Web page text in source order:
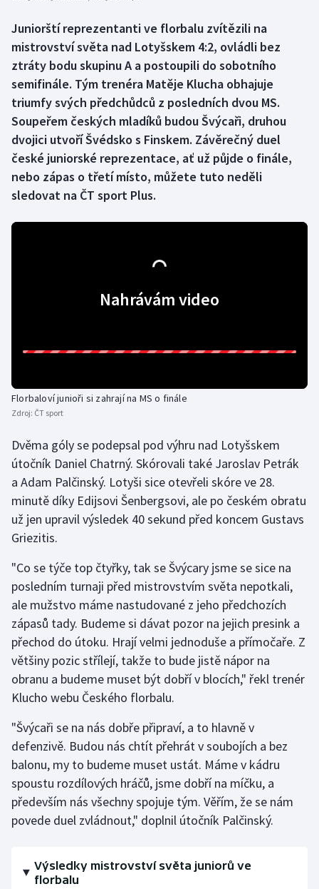
Box
Curling
Florbal
Futsal
Golf
Lezení
Lyže a snowboard
Moderní pětiboj
Motorsport
Olympijské hry
Parasport
Plavání
Plážový volejbal
Ragby
Rychlostní kanoistika
Short track
Sportovní střelba
Triatlon
Juniorští reprezentanti ve florbalu zvítězili na
mistrovství světa nad Lotyšskem 4:2, ovládli bez
ztráty bodu skupinu A a postoupili do sobotního
semifinále. Tým trenéra Matěje Klucha obhajuje
triumfy svých předchůdců z posledních dvou MS.
Soupeřem českých mladíků budou Švýcaři, druhou
dvojici utvoří Švédsko s Finskem. Závěrečný duel
české juniorské reprezentace, ať už půjde o finále,
nebo zápas o třetí místo, můžete tuto neděli
sledovat na ČT sport Plus.
Nahrávám video
Florbaloví junioři si zahrají na MS o finále
Zdroj: ČT sport
Dvěma góly se podepsal pod výhru nad Lotyšskem
útočník Daniel Chatrný. Skórovali také Jaroslav Petrák
a Adam Palčinský. Lotyši sice otevřeli skóre ve 28.
minutě díky Edijsovi Šenbergsovi, ale po českém obratu
už jen upravil výsledek 40 sekund před koncem Gustavs
Griezitis.
"Co se týče top čtyřky, tak se Švýcary jsme se sice na
posledním turnaji před mistrovstvím světa nepotkali,
ale mužstvo máme nastudované z jeho předchozích
zápasů tady. Budeme si dávat pozor na jejich presink a
přechod do útoku. Hrají velmi jednoduše a přímočaře. Z
většiny pozic střílejí, takže to bude jistě nápor na
obranu a budeme muset být dobří v blocích," řekl trenér
Klucho webu Českého florbalu.
"Švýcaři se na nás dobře připraví, a to hlavně v
defenzivě. Budou nás chtít přehrát v soubojích a bez
balonu, my to budeme muset ustát. Máme v kádru
spoustu rozdílových hráčů, jsme dobří na míčku, a
především nás všechny spojuje tým. Věřím, že se nám
povede duel zvládnout," doplnil útočník Palčinský.
Výsledky mistrovství světa juniorů ve
florbalu